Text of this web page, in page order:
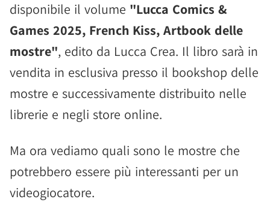
disponibile il volume "Lucca Comics &
Games 2025, French Kiss, Artbook delle
mostre", edito da Lucca Crea. Il libro sarà in
vendita in esclusiva presso il bookshop delle
mostre e successivamente distribuito nelle
librerie e negli store online.
Ma ora vediamo quali sono le mostre che
potrebbero essere più interessanti per un
videogiocatore.